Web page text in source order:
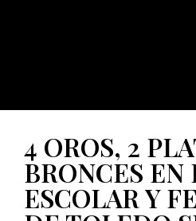
4 OROS, 2
BRONCES EN
ESCOLAR Y